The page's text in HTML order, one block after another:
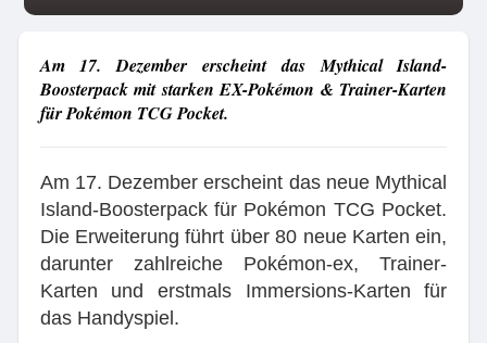
Am 17. Dezember erscheint das Mythical Island-
Boosterpack mit starken EX-Pokémon & Trainer-Karten
für Pokémon TCG Pocket.
Am 17. Dezember erscheint das neue Mythical
Island-Boosterpack für Pokémon TCG Pocket.
Die Erweiterung führt über 80 neue Karten ein,
darunter zahlreiche Pokémon-ex, Trainer-
Karten und erstmals Immersions-Karten für
das Handyspiel.